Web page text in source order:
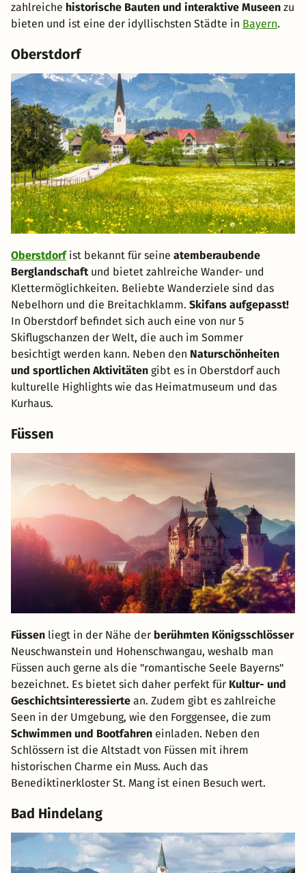
zahlreiche historische Bauten und interaktive Museen zu
bieten und ist eine der idyllischsten Städte in Bayern.
Oberstdorf
Oberstdorfist bekannt für seine atemberaubende
Berglandschaftund bietet zahlreiche Wander- und
Klettermöglichkeiten. Beliebte Wanderziele sind das
Nebelhorn und die Breitachklamm. Skifans aufgepasst!
In Oberstdorf befindet sich auch eine von nur 5
Skiflugschanzen der Welt, die auch im Sommer
besichtigt werden kann. Neben den Naturschönheiten
und sportlichen Aktivitäten gibt es in Oberstdorf auch
kulturelle Highlights wie das Heimatmuseum und das
Kurhaus.
Füssen
Füssen liegt in der Nähe der berühmten Königsschlösser
Neuschwanstein und Hohenschwangau, weshalb man
Füssen auch gerne als die "romantische Seele Bayerns"
bezeichnet. Es bietet sich daher perfekt für Kultur- und
Geschichtsinteressierte an. Zudem gibt es zahlreiche
Seen in der Umgebung, wie den Forggensee, die zum
Schwimmen und Bootfahren einladen. Neben den
Schlössern ist die Altstadt von Füssen mit ihrem
historischen Charme ein Muss. Auch das
Benediktinerkloster St. Mang ist einen Besuch wert.
Bad Hindelang